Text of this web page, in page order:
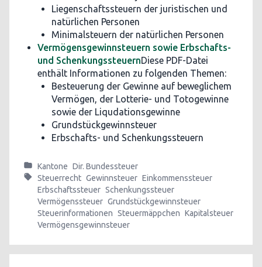
Liegenschaftssteuern der juristischen und
natürlichen Personen
Minimalsteuern der natürlichen Personen
Vermögensgewinnsteuern sowie Erbschafts-
und SchenkungssteuernDiese PDF-Datei
enthält Informationen zu folgenden Themen:
Besteuerung der Gewinne auf beweglichem
Vermögen, der Lotterie- und Totogewinne
sowie der Liqudationsgewinne
Grundstückgewinnsteuer
Erbschafts- und Schenkungssteuern
Kantone Dir. Bundessteuer
Steuerrecht Gewinnsteuer Einkommenssteuer
Erbschaftssteuer Schenkungssteuer
Vermögenssteuer Grundstückgewinnsteuer
Steuerinformationen Steuermäppchen Kapitalsteuer
Vermögensgewinnsteuer